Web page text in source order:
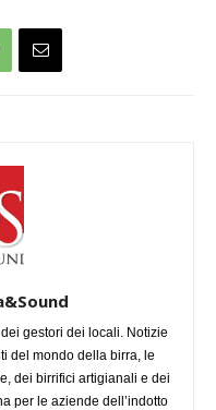
gestori dei locali. Notizie
del mondo della birra, le
dei birrifici artigianali e dei
per le aziende dell’indotto